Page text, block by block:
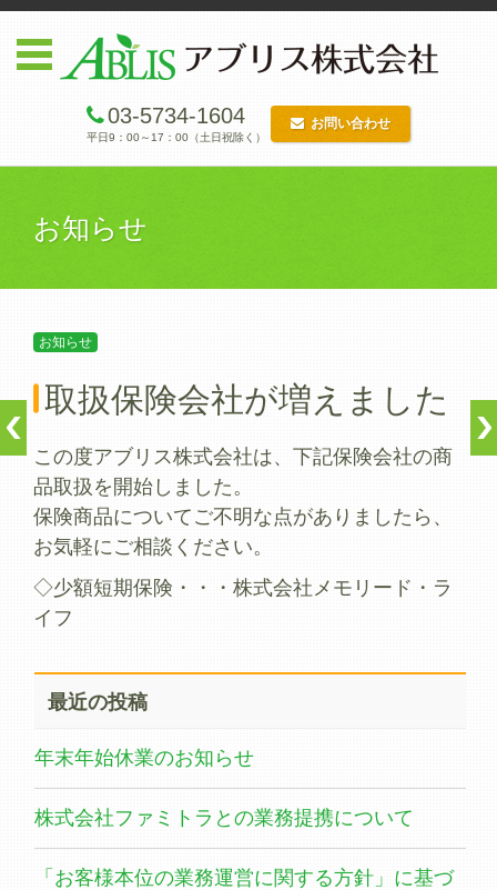
03-5734-1604
平日9：00～17：00（土日祝除く）
お問い合わせ
コンテンツに移動
お知らせ
お知らせ
取扱保険会社が増えました
この度アブリス株式会社は、下記保険会社の商
品取扱を開始しました。
保険商品についてご不明な点がありましたら、
お気軽にご相談ください。
◇少額短期保険・・・株式会社メモリード・ラ
イフ
最近の投稿
年末年始休業のお知らせ
株式会社ファミトラとの業務提携について
「お客様本位の業務運営に関する方針」に基づ